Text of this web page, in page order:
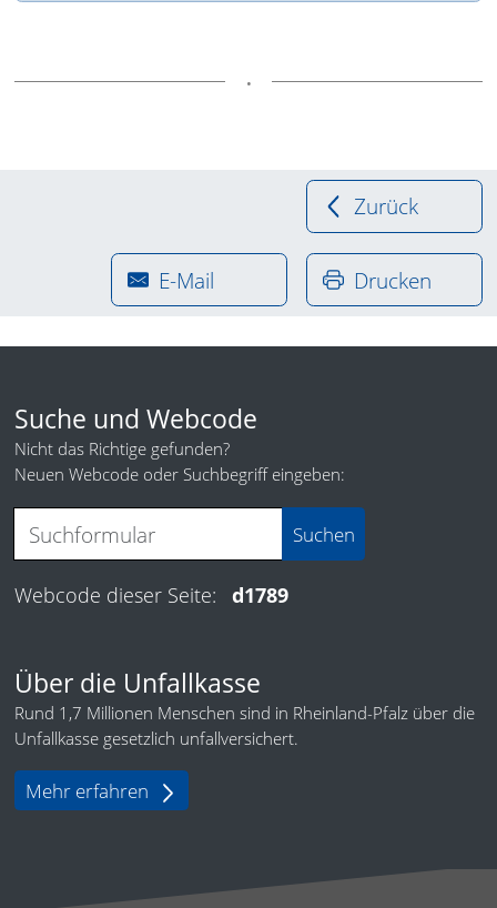
Zurück
E-Mail Drucken
Suche und Webcode
Nicht das Richtige gefunden?
Neuen Webcode oder Suchbegriff eingeben:
Webcode dieser Seite: d1789
Über die Unfallkasse
Rund 1,7 Millionen Menschen sind in Rheinland-Pfalz über die
Unfallkasse gesetzlich unfallversichert.
Mehr erfahren